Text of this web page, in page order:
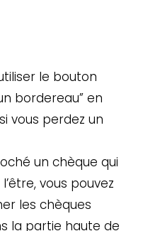
le bouton
bordereau” en
vous perdez un
un chèque qui
vous pouvez
les chèques
la partie haute de